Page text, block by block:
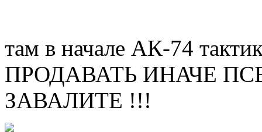
там в начале АК-74
ПРОДАВАТЬ ИНАЧЕ
ЗАВАЛИТЕ !!!